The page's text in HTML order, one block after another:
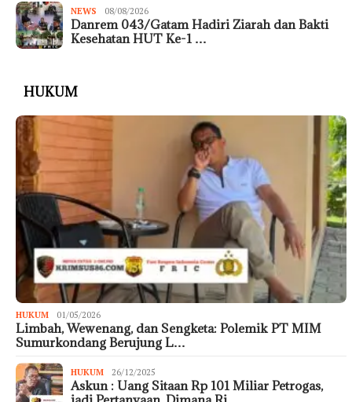
NEWS 08/08/2026
Danrem 043/Gatam Hadiri Ziarah dan Bakti
Kesehatan HUT Ke-1 …
HUKUM
HUKUM 01/05/2026
Limbah, Wewenang, dan Sengketa: Polemik PT MIM
Sumurkondang Berujung L…
HUKUM 26/12/2025
Askun : Uang Sitaan Rp 101 Miliar Petrogas,